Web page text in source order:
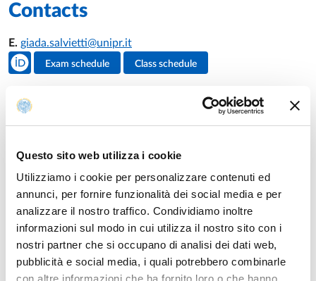
Questo sito web utilizza i cookie
Utilizziamo i cookie per personalizzare contenuti ed
annunci, per fornire funzionalità dei social media e per
analizzare il nostro traffico. Condividiamo inoltre
informazioni sul modo in cui utilizza il nostro sito con i
nostri partner che si occupano di analisi dei dati web,
pubblicità e social media, i quali potrebbero combinarle
con altre informazioni che ha fornito loro o che hanno
Contacts
E. giada.salvietti@unipr.it
Teacher's social media
Exam schedule Class schedule
Academic year of provision: 2026/2027
CRM AND CUSTOMER ANALYTICS
MARKETING
LOYALTY MARKETING AND CRMmodule Year: 2°